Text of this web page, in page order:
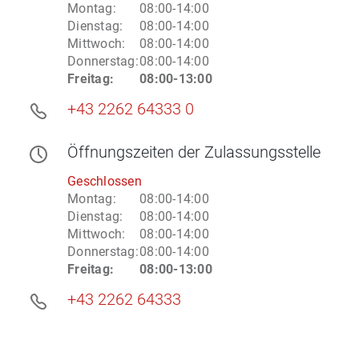
Montag:
08:00-14:00
Dienstag:
08:00-14:00
Mittwoch:
08:00-14:00
Donnerstag:08:00-14:00
Freitag: 08:00-13:00
+43 2262 64333 0
Öffnungszeiten der Zulassungsstelle
Geschlossen
Montag:
08:00-14:00
Dienstag:
08:00-14:00
Mittwoch:
08:00-14:00
Donnerstag:08:00-14:00
Freitag: 08:00-13:00
+43 2262 64333